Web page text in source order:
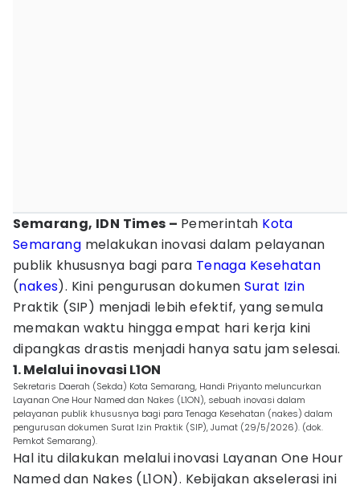
Semarang, IDN Times – Pemerintah Kota
Semarang melakukan inovasi dalam pelayanan
publik khususnya bagi para Tenaga Kesehatan
(nakes). Kini pengurusan dokumenSurat Izin
Praktik (SIP) menjadi lebih efektif, yang semula
memakan waktu hingga empat hari kerja kini
dipangkas drastis menjadi hanya satu jam selesai.
1. Melalui inovasi L1ON
Sekretaris Daerah (Sekda) Kota Semarang, Handi Priyanto meluncurkan
Layanan One Hour Named dan Nakes (L1ON), sebuah inovasi dalam
pelayanan publik khususnya bagi para Tenaga Kesehatan (nakes) dalam
pengurusan dokumen Surat Izin Praktik (SIP), Jumat (29/5/2026). (dok.
Pemkot Semarang).
Hal itu dilakukan melalui inovasi Layanan One Hour
Named dan Nakes (L1ON). Kebijakan akselerasi ini